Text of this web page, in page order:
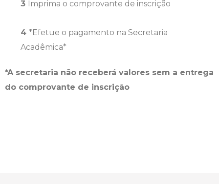
Imprima o comprovante de inscrição
*Efetue o pagamento na Secretaria
Acadêmica*
*A secretaria não receberá valores sem a entrega
do comprovante de inscrição